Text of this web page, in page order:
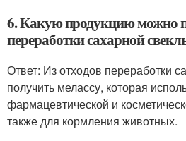
6. Какую продукцию можно
переработки сахарной
Ответ: Из отходов переработки
получить мелассу, которая
фармацевтической и
также для кормления животных.